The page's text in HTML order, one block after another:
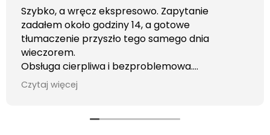
Szybko, a wręcz ekspresowo. Zapytanie
zadałem około godziny 14, a gotowe
tłumaczenie przyszło tego samego dnia
wieczorem.
Obsługa cierpliwa i bezproblemowa.
Otrzymałem wszelkie informacje i porady jaka
usługa będzie dla mnie najlepsza. Faktura także
Czytaj więcej